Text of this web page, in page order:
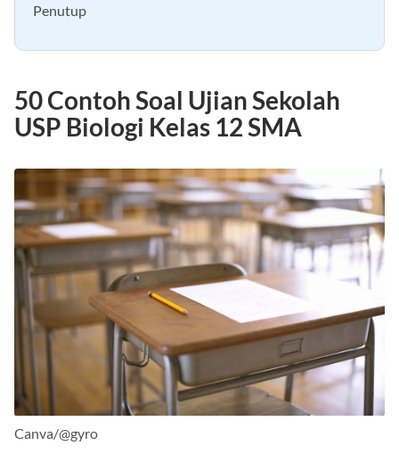
Penutup
50 Contoh Soal Ujian Sekolah
USP Biologi Kelas 12 SMA
Canva/@gyro